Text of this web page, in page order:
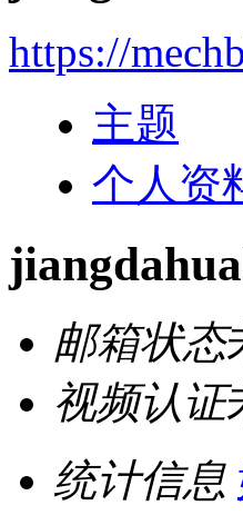
https://
主题
个人资
邮箱状态
视频认证
统计信息